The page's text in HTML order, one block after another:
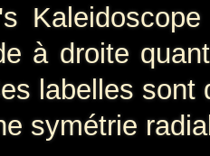
à droite
labelles
symétrie